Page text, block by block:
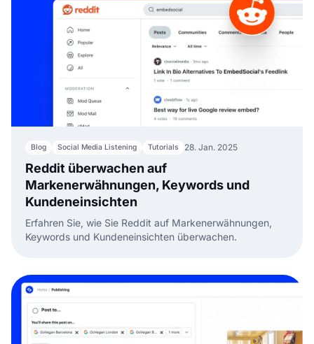
Blog Social Media Listening Tutorials 28. Jan. 2025
Reddit überwachen auf
Markenerwähnungen, Keywords und
Kundeneinsichten
Erfahren Sie, wie Sie Reddit auf Markenerwähnungen,
Keywords und Kundeneinsichten überwachen.